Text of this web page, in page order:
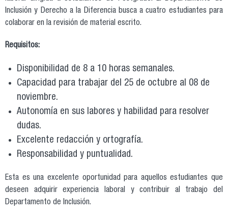
Inclusión y Derecho a la Diferencia busca a cuatro estudiantes para
colaborar en la revisión de material escrito.
Requisitos:
Disponibilidad de 8 a 10 horas semanales.
Capacidad para trabajar del 25 de octubre al 08 de
noviembre.
Autonomía en sus labores y habilidad para resolver
dudas.
Excelente redacción y ortografía.
Responsabilidad y puntualidad.
Esta es una excelente oportunidad para aquellos estudiantes que
deseen adquirir experiencia laboral y contribuir al trabajo del
Departamento de Inclusión.